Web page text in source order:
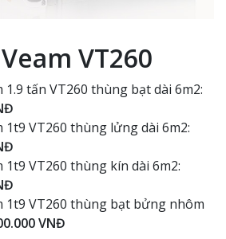
VT260
1.9 tấn VT260 thùng bạt dài 6m2:
1t9 VT260 thùng lửng dài 6m2:
1t9 VT260 thùng kín dài 6m2:
1t9 VT260 thùng bạt bửng nhôm
VNĐ